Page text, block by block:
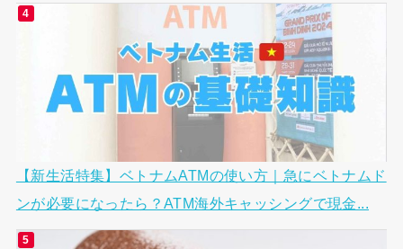
【新生活特集】ベトナムATMの使い方｜急にベトナムド
ンが必要になったら？ATM海外キャッシングで現金...